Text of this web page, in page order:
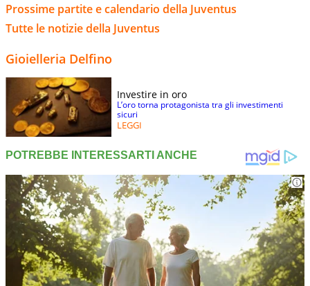
Prossime partite e calendario della Juventus
Tutte le notizie della Juventus
Gioielleria Delfino
Investire in oro
L’oro torna protagonista tra gli investimenti
sicuri
LEGGI